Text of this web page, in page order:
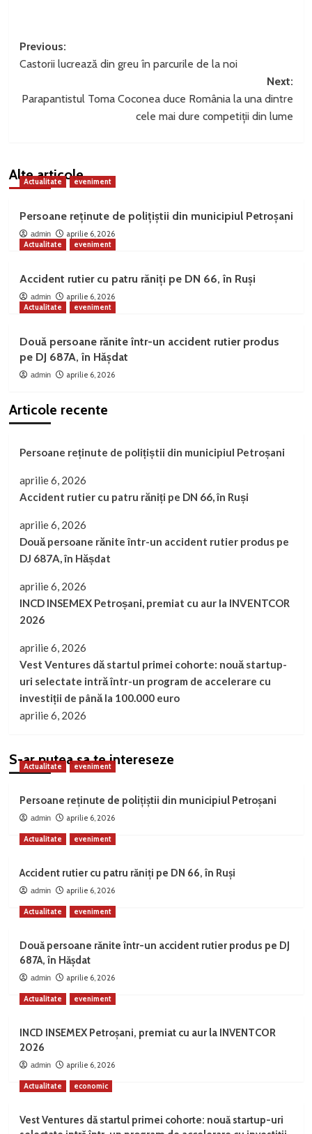
Post
navigation
Previous:
Castorii lucrează din greu în parcurile de la noi
Next:
Parapantistul Toma Coconea duce România la una dintre
cele mai dure competiții din lume
Alte articole
Actualitate eveniment
Persoane reținute de polițiștii din municipiul Petroșani
admin
aprilie 6, 2026
Actualitate
eveniment
Accident rutier cu patru răniți pe DN 66, în Ruși
admin
aprilie 6, 2026
Actualitate
eveniment
Două persoane rănite într-un accident rutier produs
pe DJ 687A, în Hășdat
admin aprilie 6, 2026
Articole recente
Persoane reținute de polițiștii din municipiul Petroșani
aprilie 6, 2026
Accident rutier cu patru răniți pe DN 66, în Ruși
aprilie 6, 2026
Două persoane rănite într-un accident rutier produs pe
DJ 687A, în Hășdat
aprilie 6, 2026
INCD INSEMEX Petroșani, premiat cu aur la INVENTCOR
2026
aprilie 6, 2026
Vest Ventures dă startul primei cohorte: nouă startup-
uri selectate intră într-un program de accelerare cu
investiții de până la 100.000 euro
aprilie 6, 2026
S-ar putea sa te intereseze
Actualitate eveniment
Persoane reținute de polițiștii din municipiul Petroșani
admin aprilie 6, 2026
Actualitate eveniment
Accident rutier cu patru răniți pe DN 66, în Ruși
admin aprilie 6, 2026
Actualitate eveniment
Două persoane rănite într-un accident rutier produs pe DJ
687A, în Hășdat
admin aprilie 6, 2026
Actualitate eveniment
INCD INSEMEX Petroșani, premiat cu aur la INVENTCOR
2026
admin aprilie 6, 2026
Actualitate economic
Vest Ventures dă startul primei cohorte: nouă startup-uri